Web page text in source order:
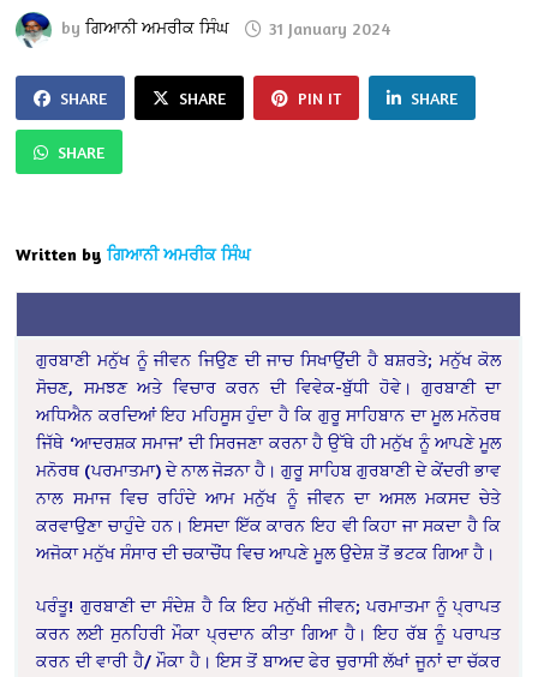
byਗਿਆਨੀ ਅਮਰੀਕ ਸਿੰਘ 31 January 2024
SHARE SHARE PIN IT SHARE
SHARE
Written by ਗਿਆਨੀ ਅਮਰੀਕ ਸਿੰਘ
ਗੁਰਬਾਣੀ ਮਨੁੱਖ ਨੂੰ ਜੀਵਨ ਜਿਉਣ ਦੀ ਜਾਚ ਸਿਖਾਉਂਦੀ ਹੈ ਬਸ਼ਰਤੇ; ਮਨੁੱਖ ਕੋਲ
ਸੋਚਣ, ਸਮਝਣ ਅਤੇ ਵਿਚਾਰ ਕਰਨ ਦੀ ਵਿਵੇਕ-ਬੁੱਧੀ ਹੋਵੇ। ਗੁਰਬਾਣੀ ਦਾ
ਅਧਿਐਨ ਕਰਦਿਆਂ ਇਹ ਮਹਿਸੂਸ ਹੁੰਦਾ ਹੈ ਕਿ ਗੁਰੂ ਸਾਹਿਬਾਨ ਦਾ ਮੂਲ ਮਨੋਰਥ
ਜਿੱਥੇ ‘ਆਦਰਸ਼ਕ ਸਮਾਜ’ ਦੀ ਸਿਰਜਣਾ ਕਰਨਾ ਹੈ ਉੱਥੇ ਹੀ ਮਨੁੱਖ ਨੂੰ ਆਪਣੇ ਮੂਲ
ਮਨੋਰਥ (ਪਰਮਾਤਮਾ) ਦੇ ਨਾਲ ਜੋੜਨਾ ਹੈ। ਗੁਰੂ ਸਾਹਿਬ ਗੁਰਬਾਣੀ ਦੇ ਕੇਂਦਰੀ ਭਾਵ
ਨਾਲ ਸਮਾਜ ਵਿਚ ਰਹਿੰਦੇ ਆਮ ਮਨੁੱਖ ਨੂੰ ਜੀਵਨ ਦਾ ਅਸਲ ਮਕਸਦ ਚੇਤੇ
ਕਰਵਾਉਣਾ ਚਾਹੁੰਦੇ ਹਨ। ਇਸਦਾ ਇੱਕ ਕਾਰਨ ਇਹ ਵੀ ਕਿਹਾ ਜਾ ਸਕਦਾ ਹੈ ਕਿ
ਅਜੋਕਾ ਮਨੁੱਖ ਸੰਸਾਰ ਦੀ ਚਕਾਚੌਂਧ ਵਿਚ ਆਪਣੇ ਮੂਲ ਉਦੇਸ਼ ਤੋਂ ਭਟਕ ਗਿਆ ਹੈ।
ਪਰੰਤੂ! ਗੁਰਬਾਣੀ ਦਾ ਸੰਦੇਸ਼ ਹੈ ਕਿ ਇਹ ਮਨੁੱਖੀ ਜੀਵਨ; ਪਰਮਾਤਮਾ ਨੂੰ ਪ੍ਰਾਪਤ
ਕਰਨ ਲਈ ਸੁਨਹਿਰੀ ਮੌਕਾ ਪ੍ਰਦਾਨ ਕੀਤਾ ਗਿਆ ਹੈ। ਇਹ ਰੱਬ ਨੂੰ ਪਰਾਪਤ
ਕਰਨ ਦੀ ਵਾਰੀ ਹੈ/ ਮੌਕਾ ਹੈ। ਇਸ ਤੋਂ ਬਾਅਦ ਫੇਰ ਚੁਰਾਸੀ ਲੱਖਾਂ ਜੂਨਾਂ ਦਾ ਚੱਕਰ